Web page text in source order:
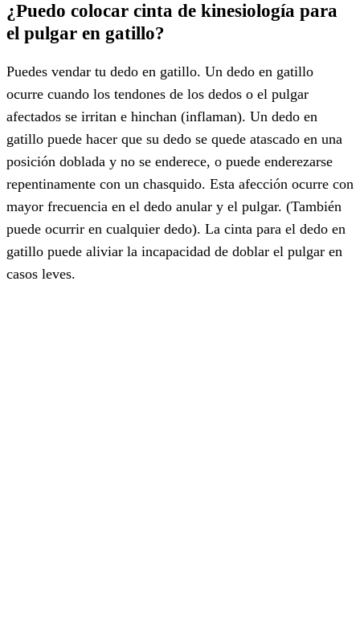
¿Puedo colocar cinta de kinesiología para
el pulgar en gatillo?
Puedes vendar tu dedo en gatillo. Un dedo en gatillo
ocurre cuando los tendones de los dedos o el pulgar
afectados se irritan e hinchan (inflaman). Un dedo en
gatillo puede hacer que su dedo se quede atascado en una
posición doblada y no se enderece, o puede enderezarse
repentinamente con un chasquido. Esta afección ocurre con
mayor frecuencia en el dedo anular y el pulgar. (También
puede ocurrir en cualquier dedo). La cinta para el dedo en
gatillo puede aliviar la incapacidad de doblar el pulgar en
casos leves.